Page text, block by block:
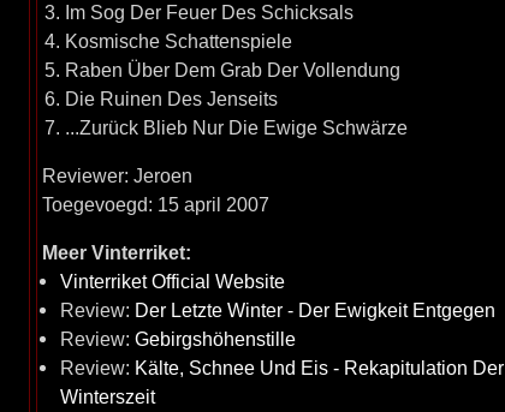
3. Im Sog Der Feuer Des Schicksals
4. Kosmische Schattenspiele
5. Raben Über Dem Grab Der Vollendung
6. Die Ruinen Des Jenseits
7. ...Zurück Blieb Nur Die Ewige Schwärze
Reviewer: Jeroen
Toegevoegd: 15 april 2007
Meer Vinterriket:
Vinterriket Official Website
Review: Der Letzte Winter - Der Ewigkeit Entgegen
Review: Gebirgshöhenstille
Review: Kälte, Schnee Und Eis - Rekapitulation Der
Winterszeit